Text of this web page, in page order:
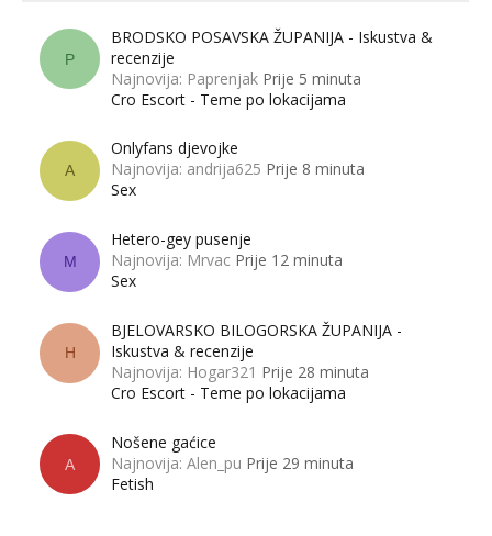
P
BRODSKO POSAVSKA ŽUPANIJA - Iskustva &
recenzije
Najnovija: Paprenjak Prije 5 minuta
Cro Escort - Teme po lokacijama
A
Onlyfans djevojke
Najnovija: andrija625 Prije 8 minuta
Sex
M
Hetero-gey pusenje
Najnovija: Mrvac Prije 12 minuta
Sex
H
BJELOVARSKO BILOGORSKA ŽUPANIJA -
Iskustva & recenzije
Najnovija: Hogar321 Prije 28 minuta
Cro Escort - Teme po lokacijama
A
Nošene gaćice
Najnovija: Alen_pu Prije 29 minuta
Fetish